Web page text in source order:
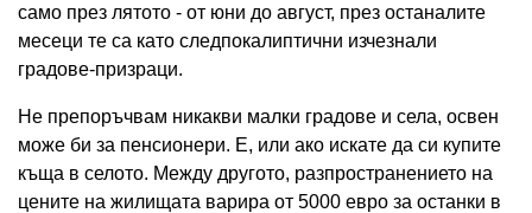
само през лятото - от юни до август, през останалите
месеци те са като следпокалиптични изчезнали
градове-призраци.
Не препоръчвам никакви малки градове и села, освен
може би за пенсионери. Е, или ако искате да си купите
къща в селото. Между другото, разпространението на
цените на жилищата варира от 5000 евро за останки в